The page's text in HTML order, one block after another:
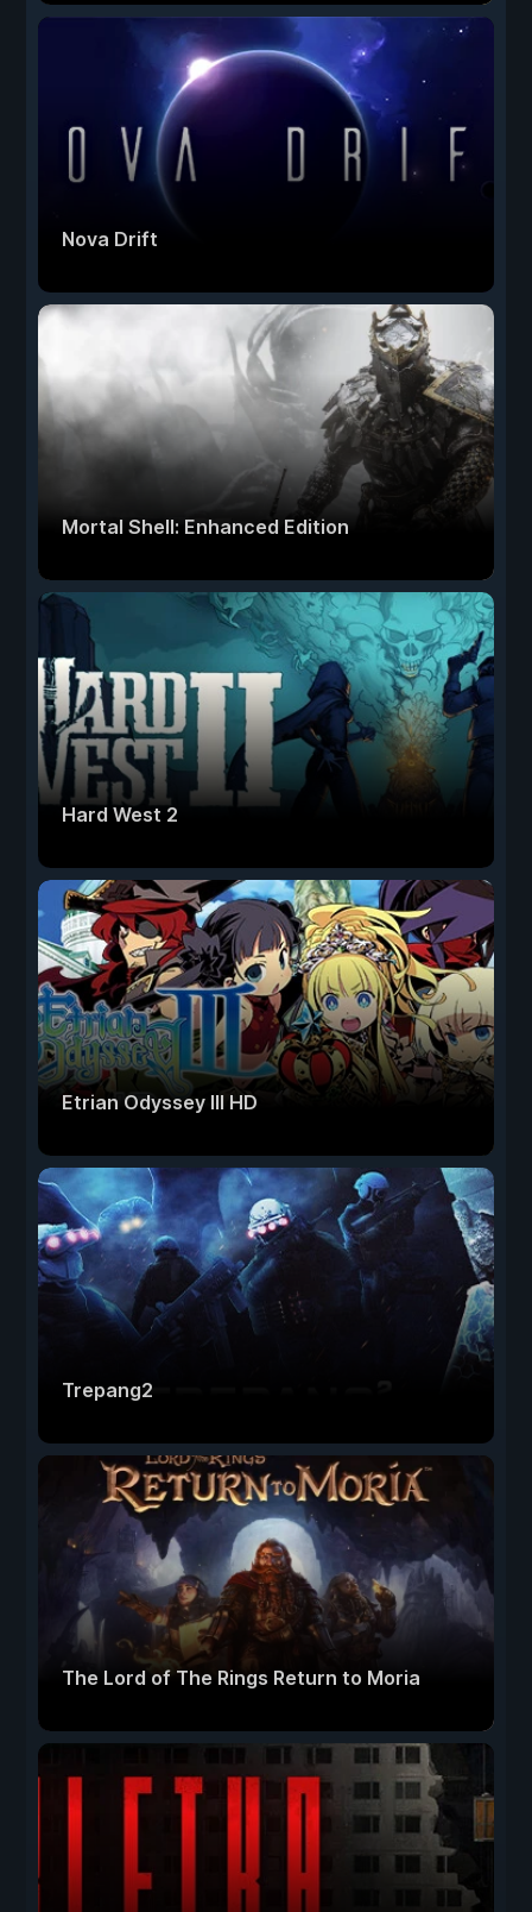
Nova Drift
Mortal Shell: Enhanced Edition
Hard West 2
Etrian Odyssey III HD
Trepang2
The Lord of The Rings Return to Moria